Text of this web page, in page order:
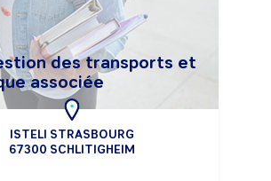
des transports et
associée
ISTELI STRASBOURG
67300 SCHLITIGHEIM